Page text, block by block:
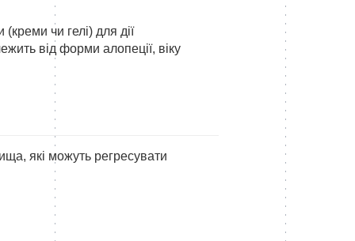
чи гелі) для дії
від форми алопеції, віку
які можуть регресувати